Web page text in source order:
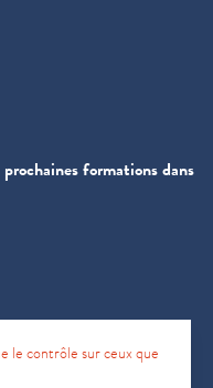
formations dans
le contrôle sur ceux que